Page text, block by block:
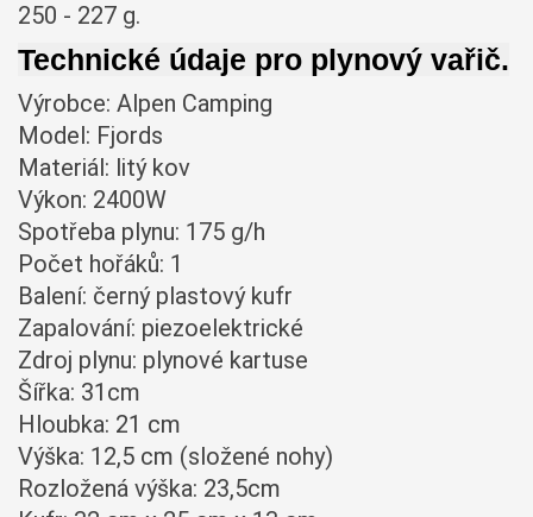
250 - 227 g.
Technické údaje pro plynový vařič.
Materiál: litý kov
Výkon: 2400W
Spotřeba plynu: 175 g/h
Počet hořáků: 1
Balení: černý plastový kufr
Zapalování: piezoelektrické
Zdroj plynu: plynové kartuse
Šířka: 31cm
Hloubka: 21 cm
Výška: 12,5 cm (složené nohy)
Rozložená výška: 23,5cm